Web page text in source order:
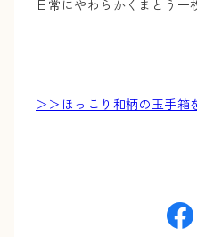
日常にやわらかくまとう一
＞＞ほっこり和柄の玉手箱